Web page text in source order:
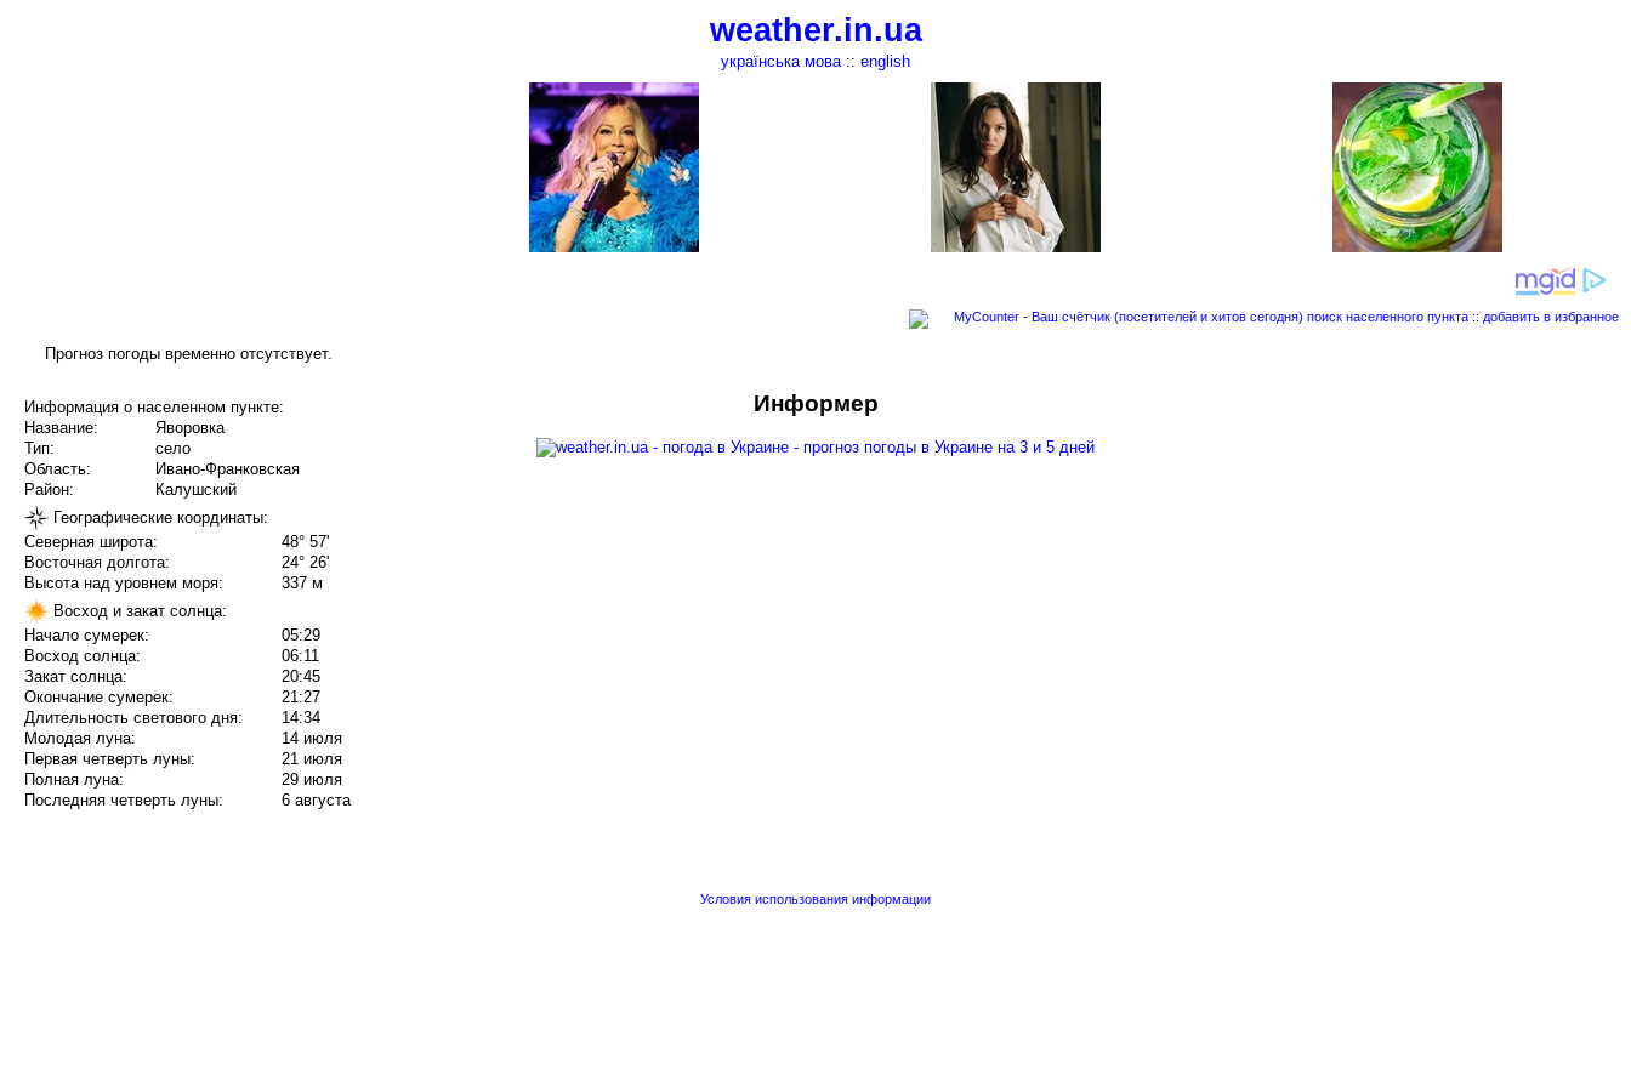
weather.in.ua
українська мова:: english
поиск населенного пункта :: добавить в избранное
Прогноз погоды временно отсутствует.
Информация о населенном пункте:
Название:
Яворовка
Тип:
село
Область:
Ивано-Франковская
Район:
Калушский
Географические координаты:
Северная широта:
48° 57'
Восточная долгота:
24° 26'
Высота над уровнем моря:
337 м
Восход и закат солнца:
Начало сумерек:
05:29
Восход солнца:
06:11
Закат солнца:
20:45
Окончание сумерек:
21:27
Длительность светового дня:
14:34
Молодая луна:
14 июля
Первая четверть луны:
21 июля
Полная луна:
29 июля
Последняя четверть луны:
6 августа
Информер
Условия использования информации